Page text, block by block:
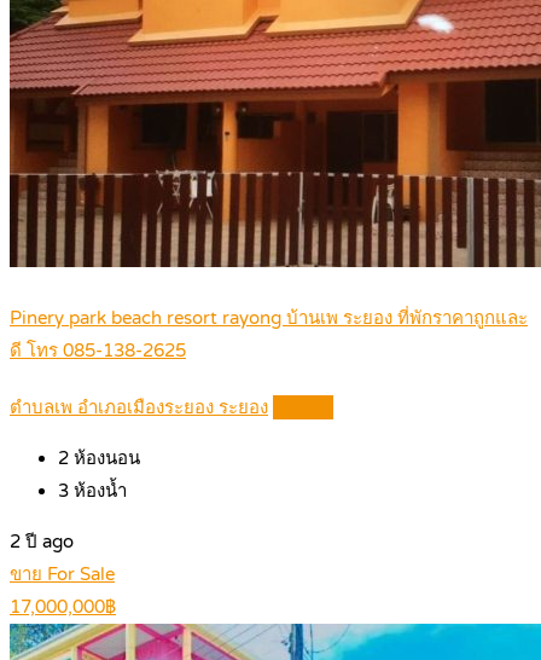
Pinery park beach resort rayong บ้านเพ ระยอง ที่พักราคาถูกและ
ดี โทร 085-138-2625
ตำบลเพ อำเภอเมืองระยอง ระยอง
2 ห้องนอน
3 ห้องน้ำ
2 ปี ago
ขาย For Sale
17,000,000฿